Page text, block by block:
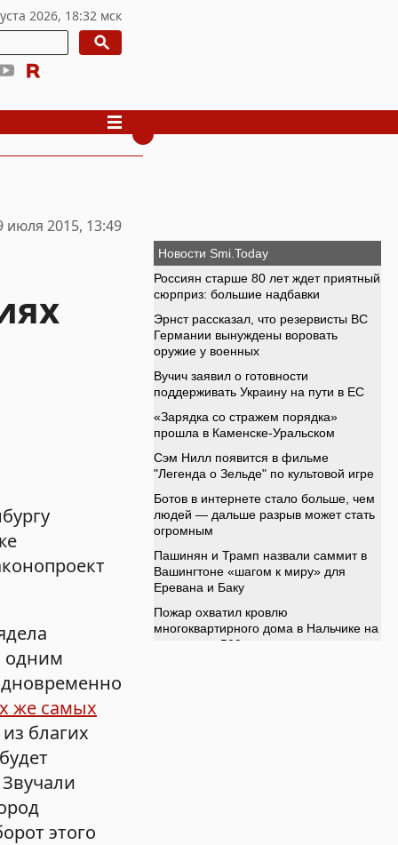
июля 2015, 13:49
одним
же самых
благих
этого